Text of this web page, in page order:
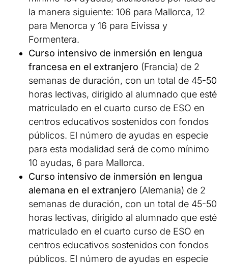
la manera siguiente: 106 para Mallorca, 12
para Menorca y 16 para Eivissa y
Formentera.
Curso intensivo de inmersión en lengua
francesa en el extranjero (Francia) de 2
semanas de duración, con un total de 45-50
horas lectivas, dirigido al alumnado que esté
matriculado en el cuarto curso de ESO en
centros educativos sostenidos con fondos
públicos. El número de ayudas en especie
para esta modalidad será de como mínimo
10 ayudas, 6 para Mallorca.
Curso intensivo de inmersión en lengua
alemana en el extranjero (Alemania) de 2
semanas de duración, con un total de 45-50
horas lectivas, dirigido al alumnado que esté
matriculado en el cuarto curso de ESO en
centros educativos sostenidos con fondos
públicos. El número de ayudas en especie